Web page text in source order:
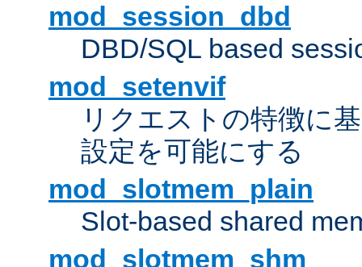
mod_session_dbd
DBD/SQL based
mod_setenvif
リクエストの特徴に
設定を可能にする
mod_slotmem_plain
Slot-based shared
mod_slotmem_shm